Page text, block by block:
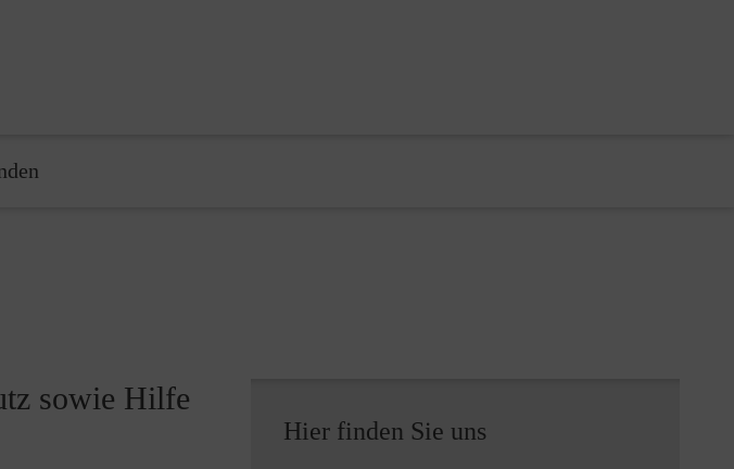
sowie Hilfe
Hier finden Sie uns